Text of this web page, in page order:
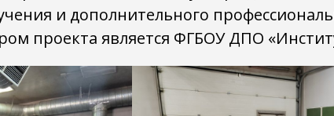
и дополнительного
проекта является ФГБОУ ДПО